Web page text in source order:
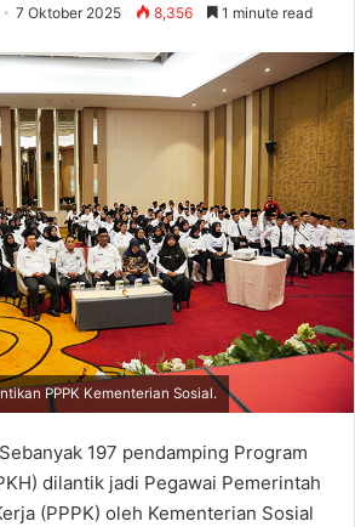
7 Oktober 2025 8,356 1 minute read
PPPK Kementerian Sosial.
197 pendamping Program
dilantik jadi Pegawai Pemerintah
(PPPK) oleh Kementerian Sosial